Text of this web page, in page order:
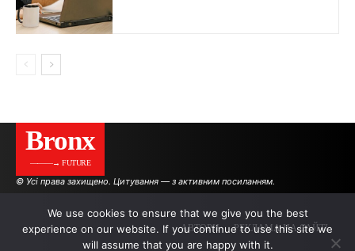
Bronx
———→ FUTURE
© Усі права захищено. Цитування — з активним посиланням.
АВТОРИ РЕКЛАМА НА САЙТІ
We use cookies to ensure that we give you the best
experience on our website. If you continue to use this site we
will assume that you are happy with it.